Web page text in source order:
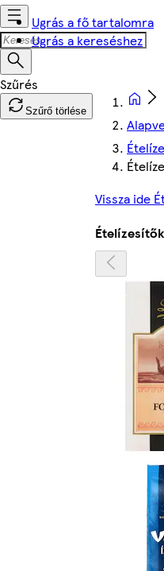
Ugrás a fő tartalomra
Ugrás a kereséshez
Szűrő törlése
Vissza ide
Ételízesítők